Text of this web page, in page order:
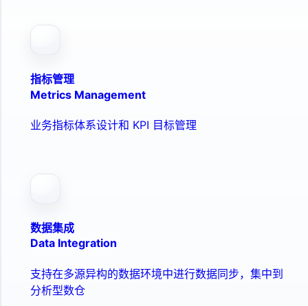
指标管理
Metrics Management
业务指标体系设计和 KPI 目标管理
数据集成
Data Integration
支持在多源异构的数据环境中进行数据同步，集中到
分析型数仓